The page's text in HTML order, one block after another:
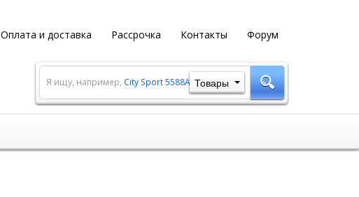
Оплата и доставка Рассрочка Контакты Форум
Я ищу, например, City Sport 5588A-1Товары